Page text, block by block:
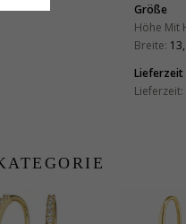
Größe
Höhe Mit
Breite:
Lieferzeit
Lieferzeit: